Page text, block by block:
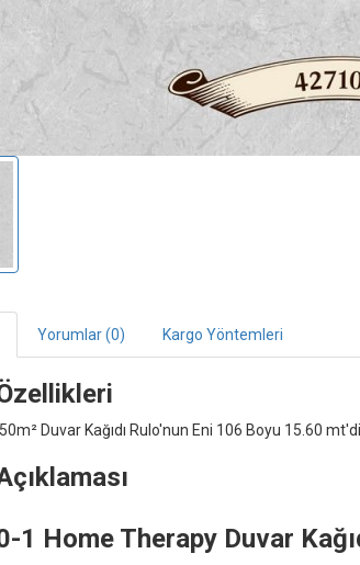
Yorumlar (0) Kargo Yöntemleri
Duvar Kağıdı Rulo'nun Eni 106 Boyu 15.60
1 Home Therapy Duvar